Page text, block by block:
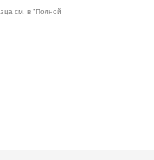
см. в "Полной